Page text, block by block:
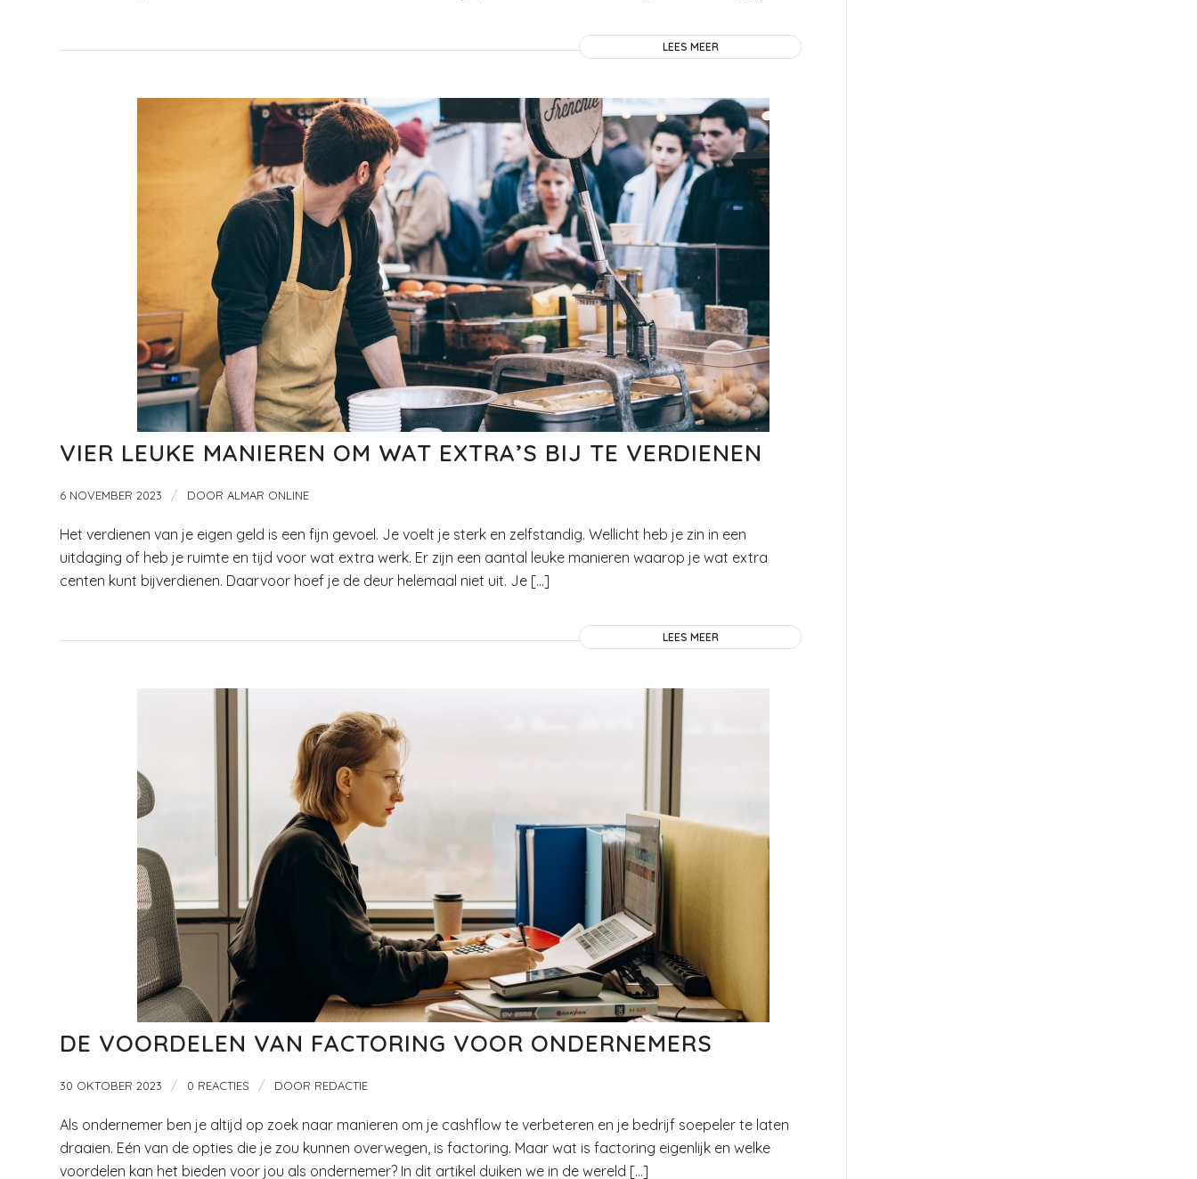
LEES MEER
VIER LEUKE MANIEREN OM WAT EXTRA’S BIJ TE VERDIENEN
6 NOVEMBER 2023 / DOOR ALMAR ONLINE
Het verdienen van je eigen geld is een fijn gevoel. Je voelt je sterk en zelfstandig. Wellicht heb je zin in een
uitdaging of heb je ruimte en tijd voor wat extra werk. Er zijn een aantal leuke manieren waarop je wat extra
centen kunt bijverdienen. Daarvoor hoef je de deur helemaal niet uit. Je […]
LEES MEER
DE VOORDELEN VAN FACTORING VOOR ONDERNEMERS
30 OKTOBER 2023 / 0 REACTIES / DOOR REDACTIE
Als ondernemer ben je altijd op zoek naar manieren om je cashflow te verbeteren en je bedrijf soepeler te laten
draaien. Eén van de opties die je zou kunnen overwegen, is factoring. Maar wat is factoring eigenlijk en welke
voordelen kan het bieden voor jou als ondernemer? In dit artikel duiken we in de wereld […]